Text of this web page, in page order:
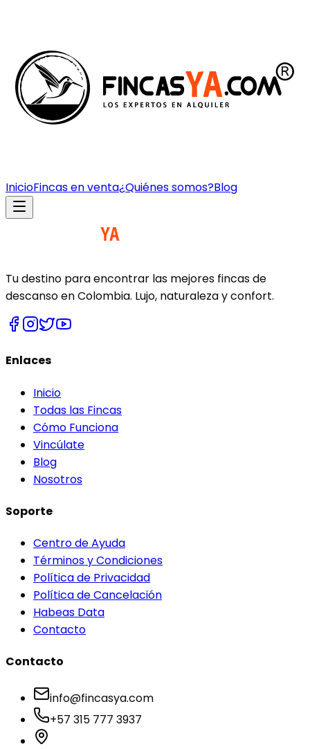
InicioFincas en venta¿Quiénes somos?Blog
Tu destino para encontrar las mejores fincas de
descanso en Colombia. Lujo, naturaleza y confort.
Enlaces
Inicio
Todas las Fincas
Cómo Funciona
Vincúlate
Blog
Nosotros
Soporte
Centro de Ayuda
Términos y Condiciones
Política de Privacidad
Política de Cancelación
Habeas Data
Contacto
Contacto
info@fincasya.com
+57 315 777 3937